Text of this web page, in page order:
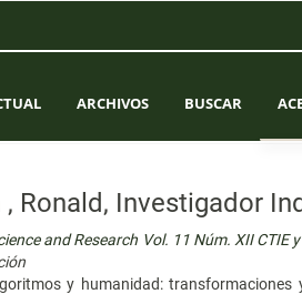
ARCHIVOS BUSCAR
, Ronald, Investigador
and Research Vol. 11 Núm. XII CTIE
y humanidad: